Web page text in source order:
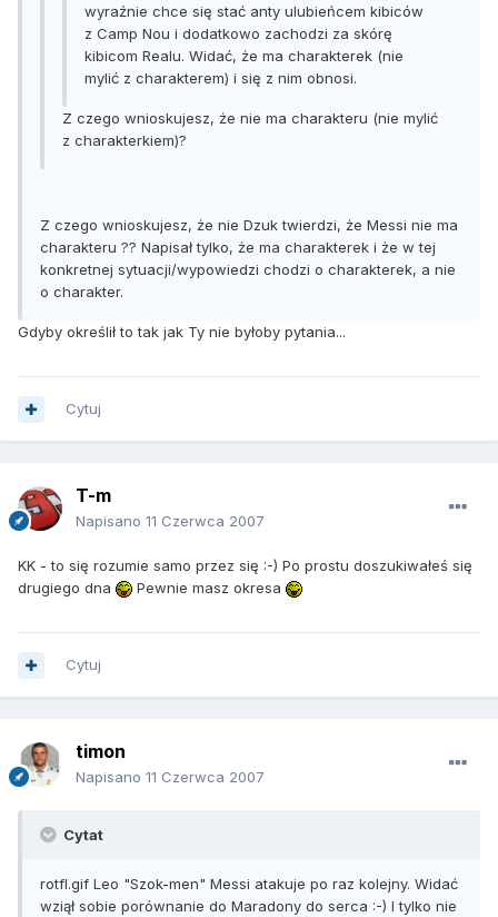
wyraźnie chce się stać anty ulubieńcem kibiców
z Camp Nou i dodatkowo zachodzi za skórę
kibicom Realu. Widać, że ma charakterek (nie
mylić z charakterem) i się z nim obnosi.
Z czego wnioskujesz, że nie ma charakteru (nie mylić
z charakterkiem)?
Z czego wnioskujesz, że nie Dzuk twierdzi, że Messi nie ma
charakteru ?? Napisał tylko, że ma charakterek i że w tej
konkretnej sytuacji/wypowiedzi chodzi o charakterek, a nie
o charakter.
Gdyby określił to tak jak Ty nie byłoby pytania...
Cytuj
T-m
Napisano 11 Czerwca 2007
KK - to się rozumie samo przez się :-) Po prostu doszukiwałeś się
drugiego dna
Pewnie masz okresa
Cytuj
timon
Napisano 11 Czerwca 2007
Cytat
rotfl.gif Leo "Szok-men" Messi atakuje po raz kolejny. Widać
wziął sobie porównanie do Maradony do serca :-) I tylko nie